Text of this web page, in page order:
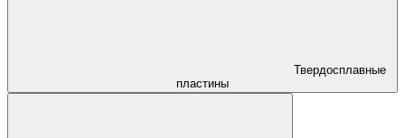
Твердосплавные
пластины